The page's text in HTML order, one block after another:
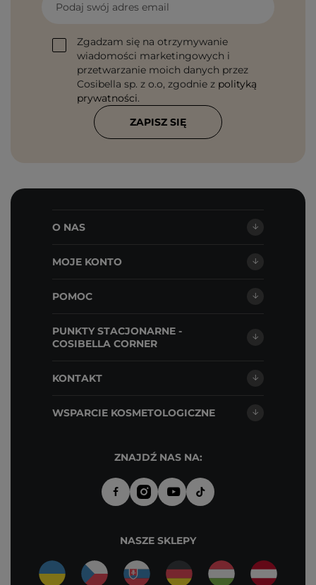
Podaj swój adres email
Zgadzam się na otrzymywanie
wiadomości marketingowych i
przetwarzanie moich danych przez
Cosibella sp. z o.o, zgodnie z polityką
prywatności.
ZAPISZ SIĘ
O NAS
MOJE KONTO
POMOC
PUNKTY STACJONARNE -
COSIBELLA CORNER
KONTAKT
WSPARCIE KOSMETOLOGICZNE
ZNAJDŹ NAS NA:
NASZE SKLEPY